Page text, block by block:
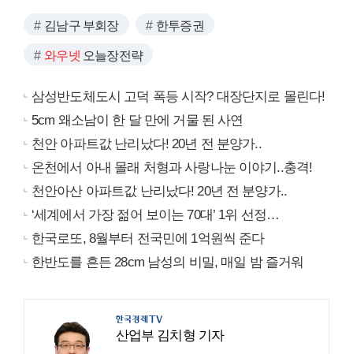
김남구 부회장 한투증권
와우넷 오늘장전략
삼성반도체도시 고덕 폭등 시작? 대장단지로 몰린다!
5cm 왜소남이 한 달 만에 거물 된 사연
천안 아파트값 난리났다! 20년 전 분양가..
온천에서 아내 몰래 처형과 사랑나눈 이야기..충격!
천안아산 아파트값 난리났다! 20년 전 분양가..
‘세계에서 가장 젊어 보이는 70대’ 1위 선정…
한국로또, 8월부터 전국민에 1억원씩 준다
한반도를 흔든 28cm 남성의 비밀, 매일 밤 즐거워
산업부 김치형 기자